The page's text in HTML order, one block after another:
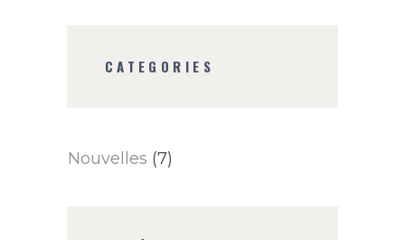
CATEGORIES
Nouvelles (7)